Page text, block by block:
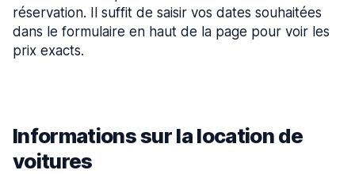
réservation. Il suffit de saisir vos dates souhaitées
dans le formulaire en haut de la page pour voir les
prix exacts.
Informations sur la location de
voitures